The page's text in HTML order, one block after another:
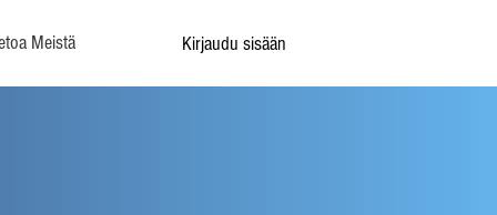
Meistä Kirjaudu sisään